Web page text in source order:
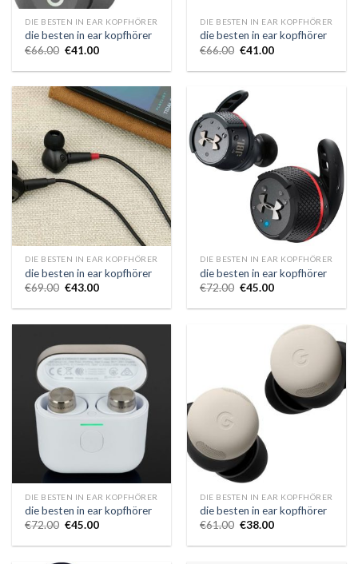
DIE BESTEN IN EAR KOPFHÖRER
die besten in ear kopfhörer
€66.00 €41.00
DIE BESTEN IN EAR KOPFHÖRER
die besten in ear kopfhörer
€66.00 €41.00
DIE BESTEN IN EAR KOPFHÖRER
die besten in ear kopfhörer
€69.00 €43.00
DIE BESTEN IN EAR KOPFHÖRER
die besten in ear kopfhörer
€72.00 €45.00
DIE BESTEN IN EAR KOPFHÖRER
die besten in ear kopfhörer
€72.00 €45.00
DIE BESTEN IN EAR KOPFHÖRER
die besten in ear kopfhörer
€61.00 €38.00